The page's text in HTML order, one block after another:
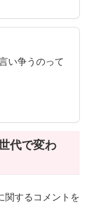
い争うのって
代で変わ
関するコメントを